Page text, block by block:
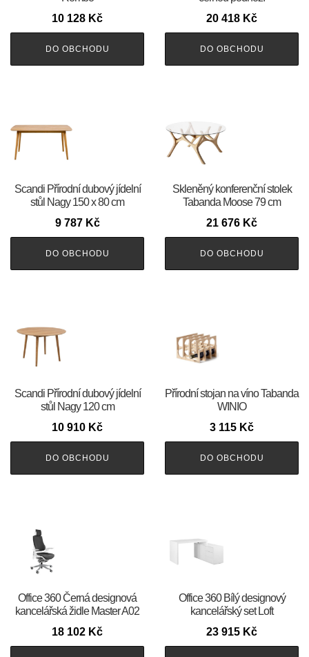
10 128 Kč
DO OBCHODU
20 418 Kč
DO OBCHODU
Scandi Přírodní dubový jídelní
stůl Nagy 150 x 80 cm
9 787 Kč
DO OBCHODU
Skleněný konferenční stolek
Tabanda Moose 79 cm
21 676 Kč
DO OBCHODU
Scandi Přírodní dubový jídelní
stůl Nagy 120 cm
10 910 Kč
DO OBCHODU
Přírodní stojan na víno Tabanda
WINIO
3 115 Kč
DO OBCHODU
Office 360 Černá designová
kancelářská židle Master A02
18 102 Kč
Office 360 Bílý designový
kancelářský set Loft
23 915 Kč